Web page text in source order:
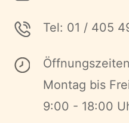
Tel: 01 / 405
Montag bis
9:00 - 18:00